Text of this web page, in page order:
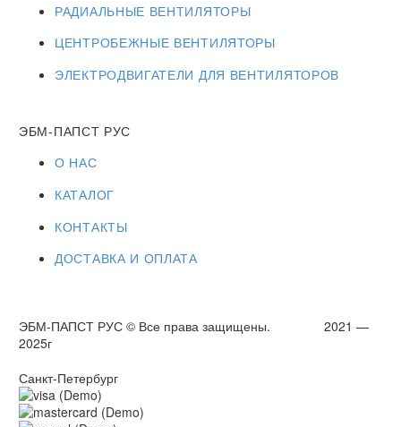
РАДИАЛЬНЫЕ ВЕНТИЛЯТОРЫ
ЦЕНТРОБЕЖНЫЕ ВЕНТИЛЯТОРЫ
ЭЛЕКТРОДВИГАТЕЛИ ДЛЯ ВЕНТИЛЯТОРОВ
ЭБМ-ПАПСТ РУС
О НАС
КАТАЛОГ
КОНТАКТЫ
ДОСТАВКА И ОПЛАТА
ЭБМ-ПАПСТ РУС © Все права защищены. 2021 —
2025г
Санкт-Петербург